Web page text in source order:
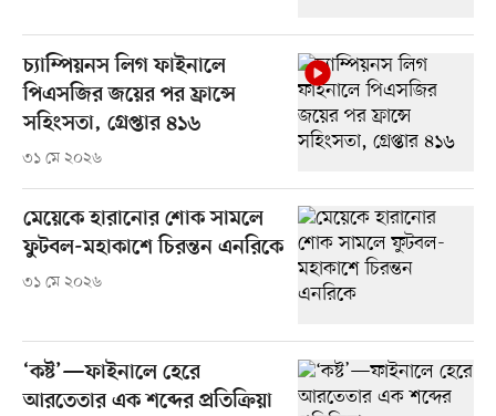
চ্যাম্পিয়নস লিগ ফাইনালে
পিএসজির জয়ের পর ফ্রান্সে
সহিংসতা, গ্রেপ্তার ৪১৬
৩১ মে ২০২৬
মেয়েকে হারানোর শোক সামলে
ফুটবল-মহাকাশে চিরন্তন এনরিকে
৩১ মে ২০২৬
‘কষ্ট’—ফাইনালে হেরে
আরতেতার এক শব্দের প্রতিক্রিয়া